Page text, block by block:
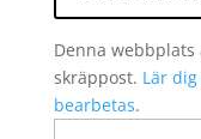
Denna
skräppost. Lär
bearbetas.